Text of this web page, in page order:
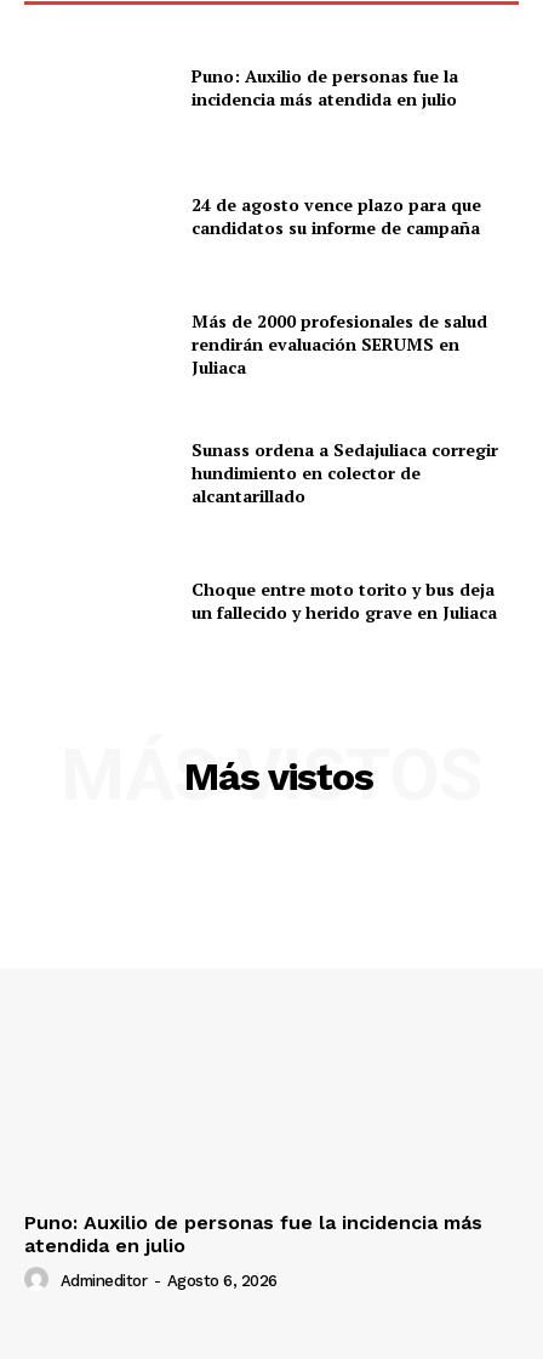
Puno: Auxilio de personas fue la
incidencia más atendida en julio
24 de agosto vence plazo para que
candidatos su informe de campaña
Más de 2000 profesionales de salud
rendirán evaluación SERUMS en
Juliaca
Sunass ordena a Sedajuliaca corregir
hundimiento en colector de
alcantarillado
Choque entre moto torito y bus deja
un fallecido y herido grave en Juliaca
Más vistos
MÁS VISTOS
Puno: Auxilio de personas fue la incidencia más
atendida en julio
Admineditor - Agosto 6, 2026